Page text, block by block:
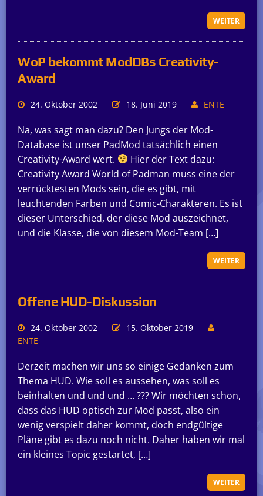
WEITER
WoP bekommt ModDBs Creativity-
Award
24. Oktober 2002 18. Juni 2019 ENTE
Na, was sagt man dazu? Den Jungs der Mod-
Database ist unser PadMod tatsächlich einen
Creativity-Award wert.
Hier der Text dazu:
Creativity Award World of Padman muss eine der
verrücktesten Mods sein, die es gibt, mit
leuchtenden Farben und Comic-Charakteren. Es ist
dieser Unterschied, der diese Mod auszeichnet,
und die Klasse, die von diesem Mod-Team […]
WEITER
Offene HUD-Diskussion
24. Oktober 2002
15. Oktober 2019
ENTE
Derzeit machen wir uns so einige Gedanken zum
Thema HUD. Wie soll es aussehen, was soll es
beinhalten und und und … ??? Wir möchten schon,
dass das HUD optisch zur Mod passt, also ein
wenig verspielt daher kommt, doch endgültige
Pläne gibt es dazu noch nicht. Daher haben wir mal
ein kleines Topic gestartet, […]
WEITER